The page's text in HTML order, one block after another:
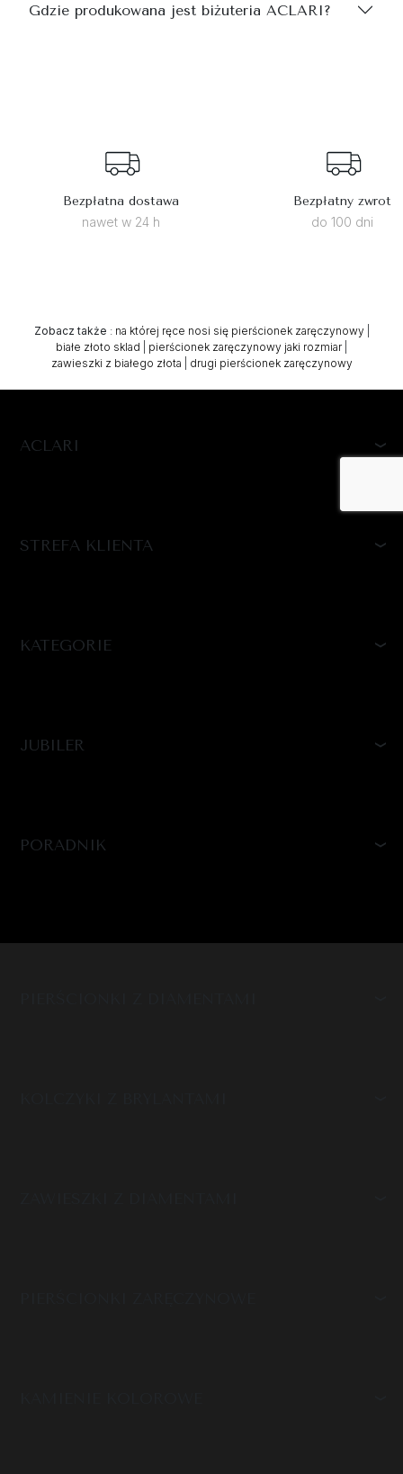
Gdzie produkowana jest biżuteria ACLARI?
Bezpłatna dostawa
nawet w 24 h
Bezpłatny zwrot
do 100 dni
Zobacz także : na której ręce nosi się pierścionek zaręczynowy|
białe złoto sklad
pierścionek zaręczynowy jaki rozmiar|
zawieszki z białego złota
drugi pierścionek zaręczynowy
ACLARI
STREFA KLIENTA
KATEGORIE
JUBILER
PORADNIK